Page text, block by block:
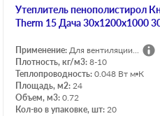
Утеплитель пенополистирол
Therm 15 Дача 30х1200х1000
Применение: Для вентиляции...
Плотность, кг/м3: 8-10
Теплопроводность: 0.048 Вт м•К
Площадь, м2: 24
Объем, м3: 0.72
Кол-во в упаковке, шт: 20